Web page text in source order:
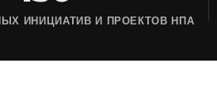
ИНИЦИАТИВ И ПРОЕКТОВ НПА